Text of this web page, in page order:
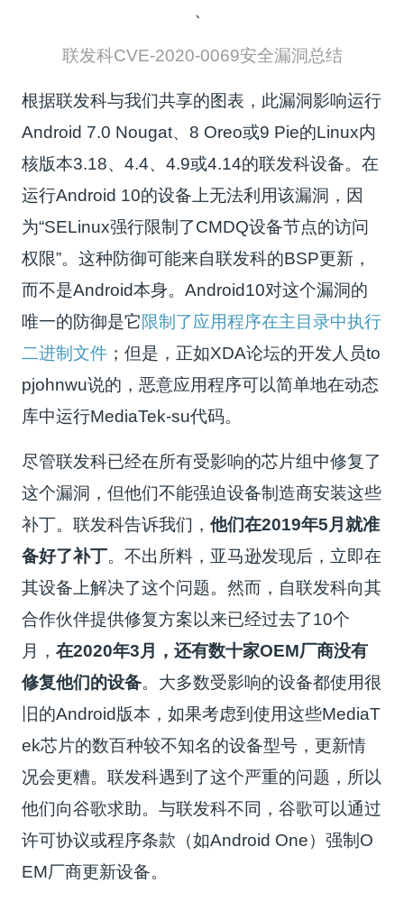
、
联发科CVE-2020-0069安全漏洞总结
根据联发科与我们共享的图表，此漏洞影响运行
Android 7.0 Nougat、8 Oreo或9 Pie的Linux内
核版本3.18、4.4、4.9或4.14的联发科设备。在
运行Android 10的设备上无法利用该漏洞，因
为“SELinux强行限制了CMDQ设备节点的访问
权限”。这种防御可能来自联发科的BSP更新，
而不是Android本身。Android10对这个漏洞的
唯一的防御是它限制了应用程序在主目录中执行
二进制文件 ；但是，正如XDA论坛的开发人员to
pjohnwu说的，恶意应用程序可以简单地在动态
库中运行MediaTek-su代码。
尽管联发科已经在所有受影响的芯片组中修复了
这个漏洞，但他们不能强迫设备制造商安装这些
补丁。联发科告诉我们，他们在2019年5月就准
备好了补丁。不出所料，亚马逊发现后，立即在
其设备上解决了这个问题。然而，自联发科向其
合作伙伴提供修复方案以来已经过去了10个
月，在2020年3月，还有数十家OEM厂商没有
修复他们的设备。大多数受影响的设备都使用很
旧的Android版本，如果考虑到使用这些MediaT
ek芯片的数百种较不知名的设备型号，更新情
况会更糟。联发科遇到了这个严重的问题，所以
他们向谷歌求助。与联发科不同，谷歌可以通过
许可协议或程序条款（如Android One）强制O
EM厂商更新设备。